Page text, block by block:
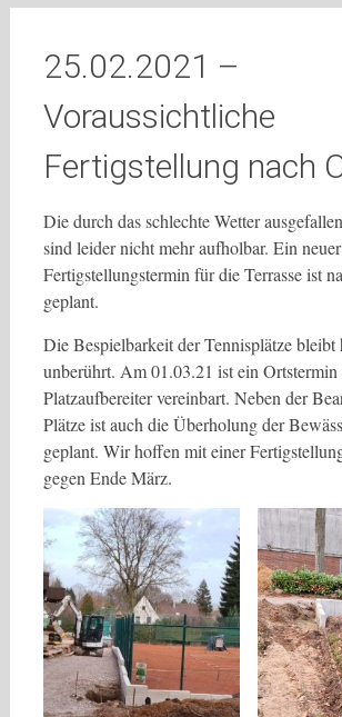
25.02.2021 –
Voraussichtliche
Fertigstellung nach
Die durch das schlechte Wetter
sind leider nicht mehr aufholbar. Ein neuer
Fertigstellungstermin für die Terrasse ist
geplant.
Die Bespielbarkeit der Tennisplätze bleibt
unberührt. Am 01.03.21 ist ein
Platzaufbereiter vereinbart. Neben der
Plätze ist auch die Überholung der
geplant. Wir hoffen mit einer
gegen Ende März.